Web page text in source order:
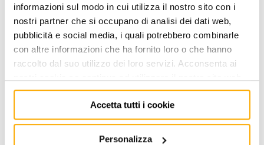
informazioni sul modo in cui utilizza il nostro sito con i
nostri partner che si occupano di analisi dei dati web,
pubblicità e social media, i quali potrebbero combinarle
con altre informazioni che ha fornito loro o che hanno
raccolto dal suo utilizzo dei loro servizi. Acconsenta ai
Accetta tutti i cookie
Personalizza
PREZZO STANDARD
85,00 + iva
PREZZO INTERNET
€52,00
AGGIUNGI AL CARRELLO